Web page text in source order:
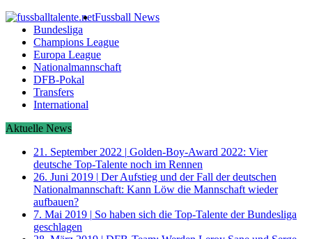
Fussball News
Bundesliga
Champions League
Europa League
Nationalmannschaft
DFB-Pokal
Transfers
International
Aktuelle News
21. September 2022 | Golden-Boy-Award 2022: Vier
deutsche Top-Talente noch im Rennen
26. Juni 2019 | Der Aufstieg und der Fall der deutschen
Nationalmannschaft: Kann Löw die Mannschaft wieder
aufbauen?
7. Mai 2019 | So haben sich die Top-Talente der Bundesliga
geschlagen